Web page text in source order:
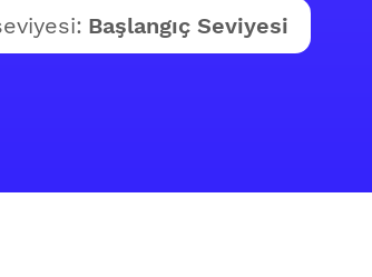
Başlangıç Seviyesi